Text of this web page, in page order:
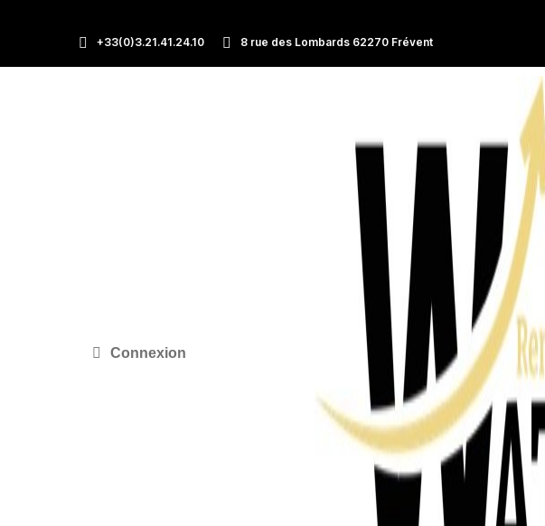
+33(0)3.21.41.24.10 8 rue des Lombards 62270 Frévent
Connexion